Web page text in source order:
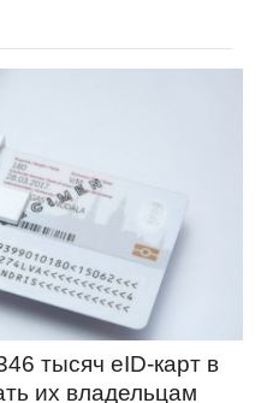
тысяч eID-карт в
их владельцам